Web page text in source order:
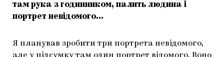
там рука з годинником, палить людина і
портрет невідомого…
Я планував зробити три портрета невідомого,